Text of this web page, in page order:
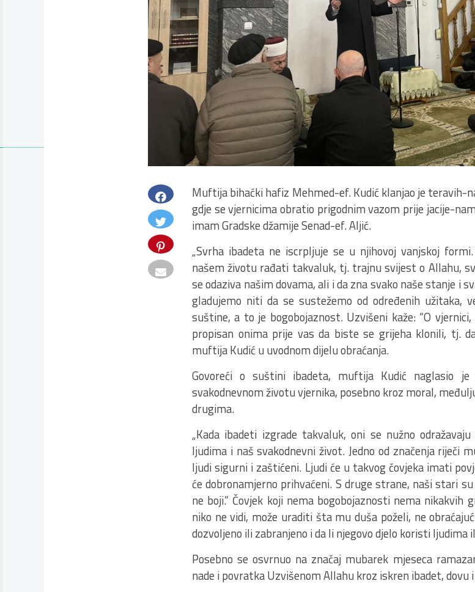
Muftija bihaćki hafiz Mehmed-ef. Kudić klanjao je teravih-
gdje se vjernicima obratio prigodnim vazom prije jacije-
imam Gradske džamije Senad-ef. Aljić.
„Svrha ibadeta ne iscrpljuje se u njihovoj vanjskoj
našem životu rađati takvaluk, tj. trajnu svijest o Allahu,
se odaziva našim dovama, ali i da zna svako naše stanje i
gladujemo niti da se sustežemo od određenih užitaka,
suštine, a to je bogobojaznost. Uzvišeni kaže: “O
propisan onima prije vas da biste se grijeha klonili, tj.
muftija Kudić u uvodnom dijelu obraćanja.
Govoreći o suštini ibadeta, muftija Kudić naglasio
svakodnevnom životu vjernika, posebno kroz moral,
drugima.
„Kada ibadeti izgrade takvaluk, oni se nužno
ljudima i naš svakodnevni život. Jedno od značenja riječi
ljudi sigurni i zaštićeni. Ljudi će u takvog čovjeka imati
će dobronamjerno prihvaćeni. S druge strane, naši stari
ne boji.” Čovjek koji nema bogobojaznosti nema nikakvih
niko ne vidi, može uraditi šta mu duša poželi, ne
dozvoljeno ili zabranjeno i da li njegovo djelo koristi ljudima
Posebno se osvrnuo na značaj mubarek mjeseca
nade i povratka Uzvišenom Allahu kroz iskren ibadet, dovu